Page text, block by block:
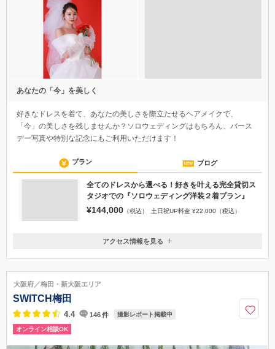
あなたの「今」を美しく
好きなドレスを着て、あなたの美しさを際立たせるヘアメイクで、
デー写真や特別な記念にもご利用いただけます！
プラン ブログ
全てのドレスから選べる！好きを叶える完全貸切ス
¥144,000（税込） 土日祝UP料金 ¥22,000（税込）
大阪府大阪市都島区片町1-8-18日辰ビル1F
JR東西線「大阪城北詰駅」から徒歩6分 大阪メトロ谷町線「天満橋
駅」から徒歩15分
06-6755-4622
大阪府／梅田・新大阪エリア
SWITCH梅田